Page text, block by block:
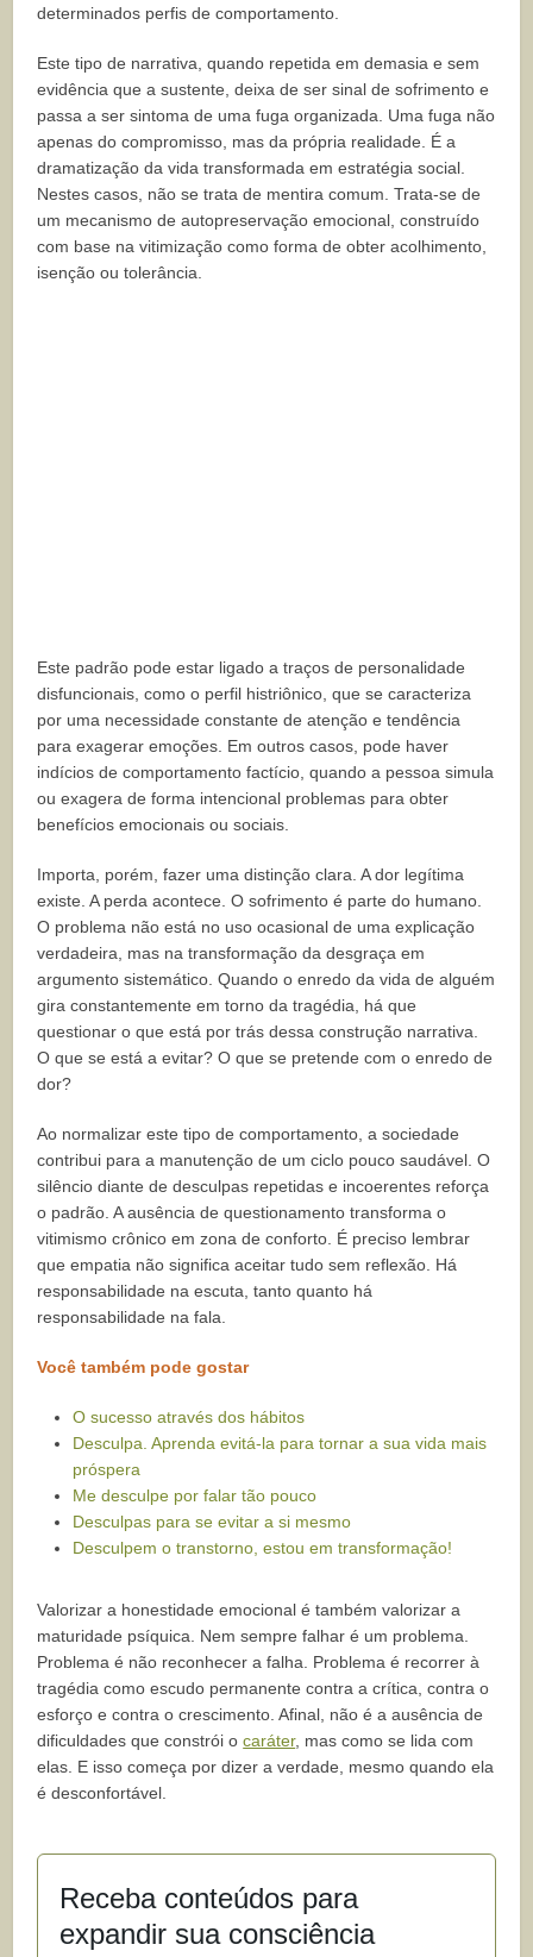
determinados perfis de comportamento.
Este tipo de narrativa, quando repetida em demasia e sem
evidência que a sustente, deixa de ser sinal de sofrimento e
passa a ser sintoma de uma fuga organizada. Uma fuga não
apenas do compromisso, mas da própria realidade. É a
dramatização da vida transformada em estratégia social.
Nestes casos, não se trata de mentira comum. Trata-se de
um mecanismo de autopreservação emocional, construído
com base na vitimização como forma de obter acolhimento,
isenção ou tolerância.
Este padrão pode estar ligado a traços de personalidade
disfuncionais, como o perfil histriônico, que se caracteriza
por uma necessidade constante de atenção e tendência
para exagerar emoções. Em outros casos, pode haver
indícios de comportamento factício, quando a pessoa simula
ou exagera de forma intencional problemas para obter
benefícios emocionais ou sociais.
Importa, porém, fazer uma distinção clara. A dor legítima
existe. A perda acontece. O sofrimento é parte do humano.
O problema não está no uso ocasional de uma explicação
verdadeira, mas na transformação da desgraça em
argumento sistemático. Quando o enredo da vida de alguém
gira constantemente em torno da tragédia, há que
questionar o que está por trás dessa construção narrativa.
O que se está a evitar? O que se pretende com o enredo de
dor?
Ao normalizar este tipo de comportamento, a sociedade
contribui para a manutenção de um ciclo pouco saudável. O
silêncio diante de desculpas repetidas e incoerentes reforça
o padrão. A ausência de questionamento transforma o
vitimismo crônico em zona de conforto. É preciso lembrar
que empatia não significa aceitar tudo sem reflexão. Há
responsabilidade na escuta, tanto quanto há
responsabilidade na fala.
Você também pode gostar
O sucesso através dos hábitos
Desculpa. Aprenda evitá-la para tornar a sua vida mais
próspera
Me desculpe por falar tão pouco
Desculpas para se evitar a si mesmo
Desculpem o transtorno, estou em transformação!
Valorizar a honestidade emocional é também valorizar a
maturidade psíquica. Nem sempre falhar é um problema.
Problema é não reconhecer a falha. Problema é recorrer à
tragédia como escudo permanente contra a crítica, contra o
esforço e contra o crescimento. Afinal, não é a ausência de
dificuldades que constrói ocaráter, mas como se lida com
elas. E isso começa por dizer a verdade, mesmo quando ela
é desconfortável.
Receba conteúdos para
expandir sua consciência